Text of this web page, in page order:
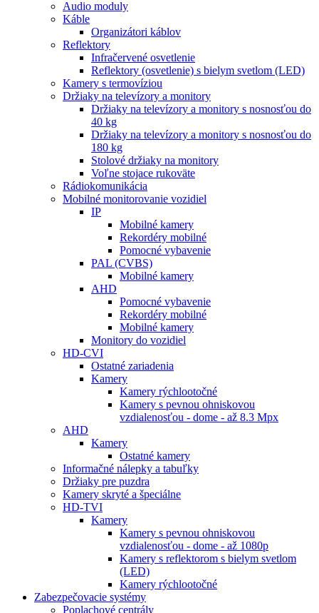
Audio moduly
Káble
Organizátori káblov
Reflektory
Infračervené osvetlenie
Reflektory (osvetlenie) s bielym svetlom (LED)
Kamery s termovíziou
Držiaky na televízory a monitory
Držiaky na televízory a monitory s nosnosťou do
40 kg
Držiaky na televízory a monitory s nosnosťou do
180 kg
Stolové držiaky na monitory
Voľne stojace rukoväte
Rádiokomunikácia
Mobilné monitorovanie vozidiel
IP
Mobilné kamery
Rekordéry mobilné
Pomocné vybavenie
PAL (CVBS)
Mobilné kamery
AHD
Pomocné vybavenie
Rekordéry mobilné
Mobilné kamery
Monitory do vozidiel
HD-CVI
Ostatné zariadenia
Kamery
Kamery rýchlootočné
Kamery s pevnou ohniskovou
vzdialenosťou - dome - až 8.3 Mpx
AHD
Kamery
Ostatné kamery
Informačné nálepky a tabuľky
Držiaky pre puzdra
Kamery skryté a špeciálne
HD-TVI
Kamery
Kamery s pevnou ohniskovou
vzdialenosťou - dome - až 1080p
Kamery s reflektorom s bielym svetlom
(LED)
Kamery rýchlootočné
Zabezpečovacie systémy
Poplachové centrály